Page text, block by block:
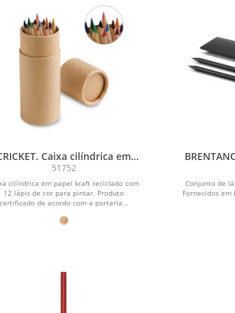
Caixa cilíndrica em
kraft reciclado com 12
lápis de cor
51752
cilíndrica em papel kraft reciclado com
12 lápis de cor para pintar. Produto
de acordo com a portaria...
Conjunto de
Fornecidos